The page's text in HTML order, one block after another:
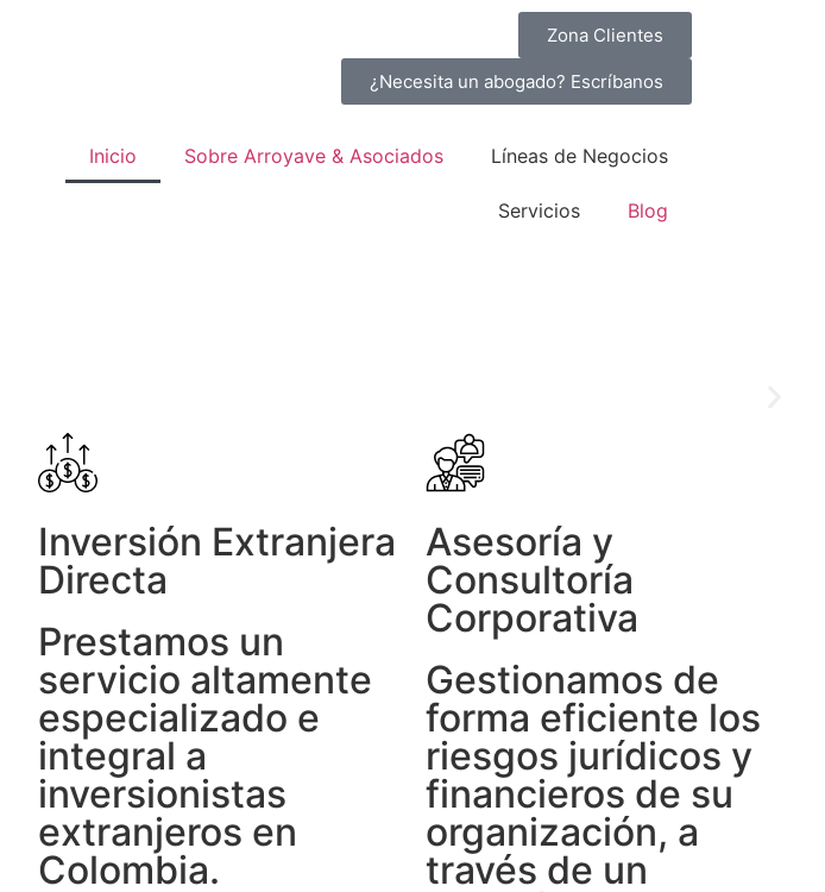
Zona Clientes
¿Necesita un abogado? Escríbanos
Inicio Sobre Arroyave & Asociados Líneas de Negocios
Servicios Blog
Inversión Extranjera
Directa
Prestamos un
servicio altamente
especializado e
integral a
inversionistas
extranjeros en
Colombia.
Asesoría y
Consultoría
Corporativa
Gestionamos de
forma eficiente los
riesgos jurídicos y
financieros de su
organización, a
través de un